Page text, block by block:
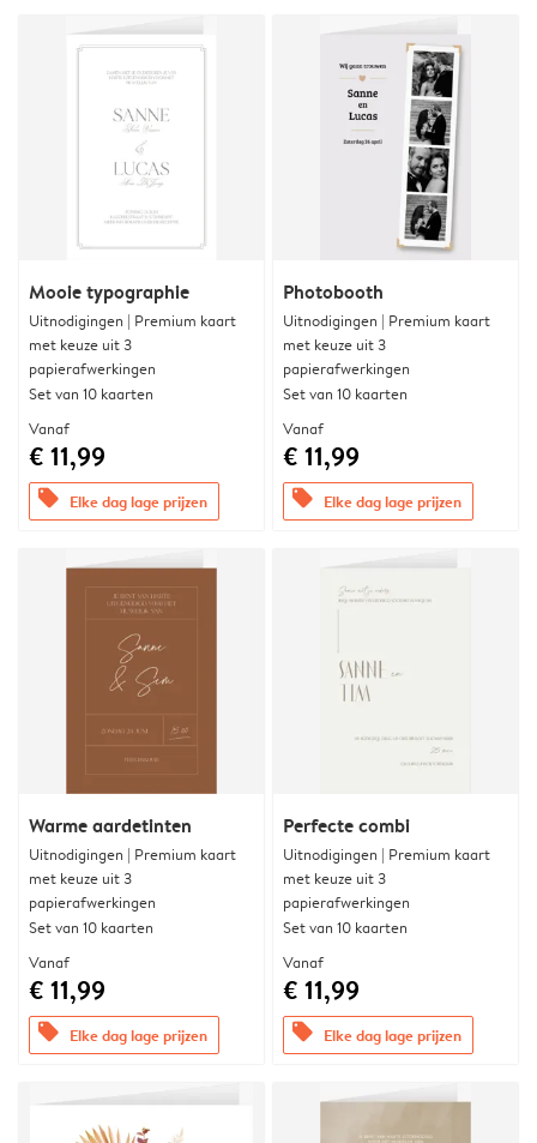
Mooie typographie
Uitnodigingen | Premium kaart
met keuze uit 3
papierafwerkingen
Set van 10 kaarten
Vanaf
€ 11,99
offers Elke dag lage prijzen
Photobooth
Uitnodigingen | Premium kaart
met keuze uit 3
papierafwerkingen
Set van 10 kaarten
Vanaf
€ 11,99
offers Elke dag lage prijzen
Warme aardetinten
Uitnodigingen | Premium kaart
met keuze uit 3
papierafwerkingen
Set van 10 kaarten
Vanaf
€ 11,99
offers Elke dag lage prijzen
Perfecte combi
Uitnodigingen | Premium kaart
met keuze uit 3
papierafwerkingen
Set van 10 kaarten
Vanaf
€ 11,99
offers Elke dag lage prijzen